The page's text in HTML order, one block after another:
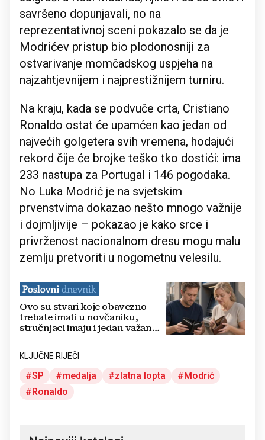
savršeno dopunjavali, no na
reprezentativnoj sceni pokazalo se da je
Modrićev pristup bio plodonosniji za
ostvarivanje momčadskog uspjeha na
najzahtjevnijem i najprestižnijem turniru.
Na kraju, kada se podvuče crta, Cristiano
Ronaldo ostat će upamćen kao jedan od
najvećih golgetera svih vremena, hodajući
rekord čije će brojke teško tko dostići: ima
233 nastupa za Portugal i 146 pogodaka.
No Luka Modrić je na svjetskim
prvenstvima dokazao nešto mnogo važnije
i dojmljivije – pokazao je kako srce i
privrženost nacionalnom dresu mogu malu
zemlju pretvoriti u nogometnu velesilu.
Ovo su stvari koje obavezno
trebate imati u novčaniku,
stručnjaci imaju i jedan važan
KLJUČNE RIJEČI
SP medalja zlatna lopta
Modrić
Ronaldo